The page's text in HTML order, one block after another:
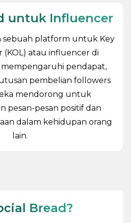
untuk Influencer
sebuah platform untuk Key
(KOL) atau influencer di
pendapat,
pembelian followers
mendorong untuk
pesan-pesan positif dan
dalam kehidupan orang
lain.
Bread?